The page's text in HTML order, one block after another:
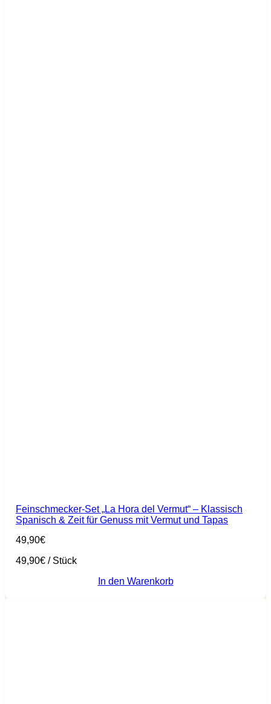
Feinschmecker-Set „La Hora del Vermut“ – Klassisch
Spanisch & Zeit für Genuss mit Vermut und Tapas
49,90€
49,90€ / Stück
In den Warenkorb